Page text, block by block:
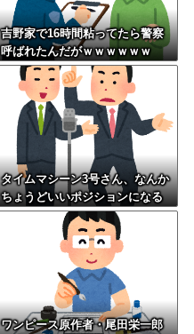
吉野家で16時間粘ってたら警察
呼ばれたんだがｗｗｗｗｗｗ
タイムマシーン3号さん、なんか
ちょうどいいポジションになる
ワンピース原作者・尾田栄一郎